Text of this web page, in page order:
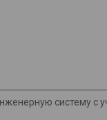
систему с